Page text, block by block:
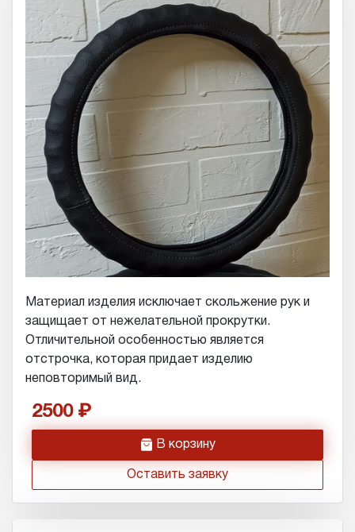
Материал изделия исключает скольжение рук и
защищает от нежелательной прокрутки.
Отличительной особенностью является
отстрочка, которая придает изделию
неповторимый вид.
2500
h В корзину
Оставить заявку